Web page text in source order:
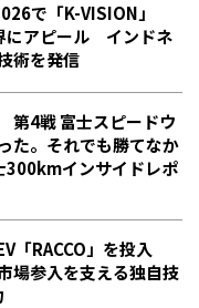
で「K-VISION」
にアピール インドネ
術を発信
第4戦 富士スピードウ
た。それでも勝てなか
300kmインサイドレポ
「RACCO」を投入
場参入を支える独自技